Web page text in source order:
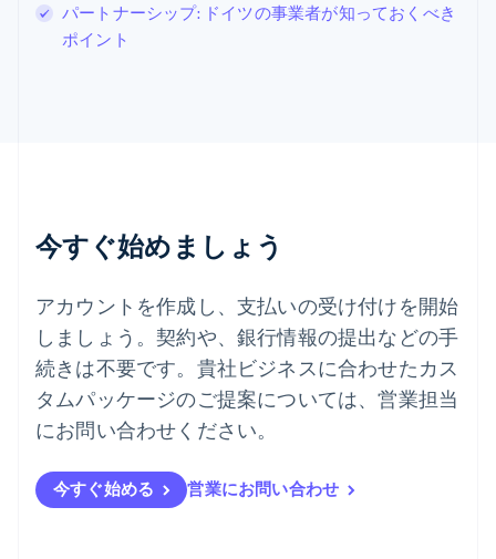
パートナーシップ: ドイツの事業者が知っておくべき
ポイント
今すぐ始めましょう
アカウントを作成し、支払いの受け付けを開始
しましょう。契約や、銀行情報の提出などの手
続きは不要です。貴社ビジネスに合わせたカス
タムパッケージのご提案については、営業担当
にお問い合わせください。
今すぐ始める 営業にお問い合わせ
EspañolEnglish
スロバキア
English
Deutsch English
ニュージーランド
English
ノルウェー
ハンガリー
English
EnglishSvenska
ブラジル